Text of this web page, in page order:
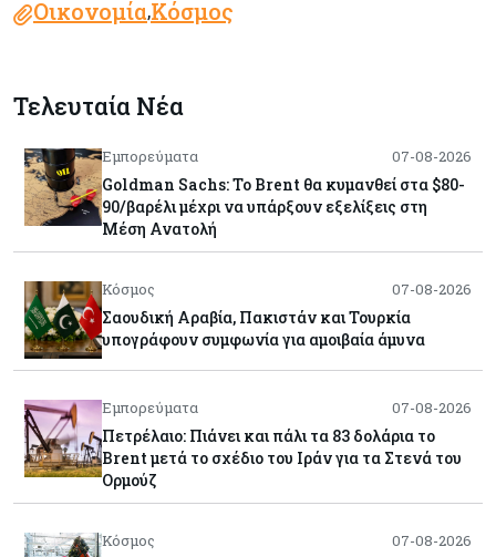
Οικονομία,Κόσμος
Τελευταία Νέα
Εμπορεύματα 07-08-2026
Goldman Sachs: Το Brent θα κυμανθεί στα $80-
90/βαρέλι μέχρι να υπάρξουν εξελίξεις στη
Μέση Ανατολή
Κόσμος 07-08-2026
Σαουδική Αραβία, Πακιστάν και Τουρκία
υπογράφουν συμφωνία για αμοιβαία άμυνα
Εμπορεύματα 07-08-2026
Πετρέλαιο: Πιάνει και πάλι τα 83 δολάρια το
Brent μετά το σχέδιο του Ιράν για τα Στενά του
Ορμούζ
Κόσμος 07-08-2026